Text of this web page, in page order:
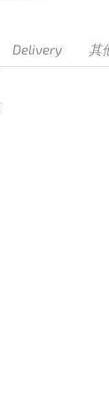
Delivery 其